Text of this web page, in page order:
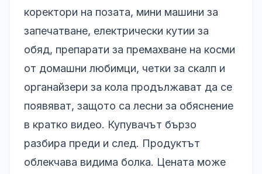
коректори на позата, мини машини за
запечатване, електрически кутии за
обяд, препарати за премахване на косми
от домашни любимци, четки за скалп и
органайзери за кола продължават да се
появяват, защото са лесни за обяснение
в кратко видео. Купувачът бързо
разбира преди и след. Продуктът
облекчава видима болка. Цената може